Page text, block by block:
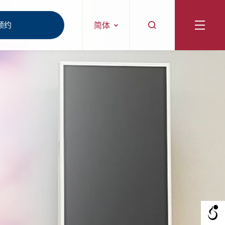
约 简体